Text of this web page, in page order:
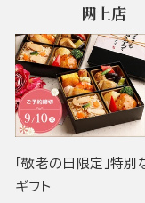
网上店
「敬老の日限定」特別
ギフト